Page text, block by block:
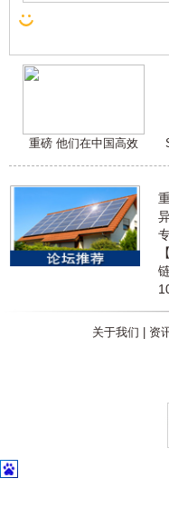
重磅 他们在中国高效
关于我们 资